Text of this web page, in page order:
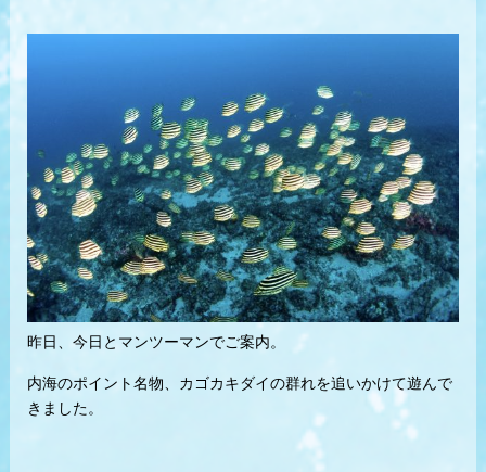
昨日、今日とマンツーマンでご案内。
内海のポイント名物、カゴカキダイの群れを追いかけて遊んで
きました。